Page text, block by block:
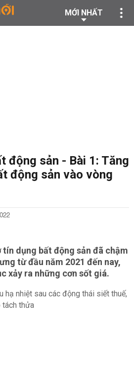
MỚI NHẤT
động sản - Bài 1: Tăng
động sản vào vòng
tín dụng bất động sản đã chậm
từ đầu năm 2021 đến nay,
xảy ra những cơn sốt giá.
hạ nhiệt sau các động thái siết thuế,
tách thửa